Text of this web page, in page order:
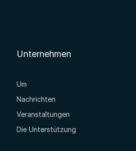
Unternehmen
Um
Nachrichten
Veranstaltungen
Die Unterstützung